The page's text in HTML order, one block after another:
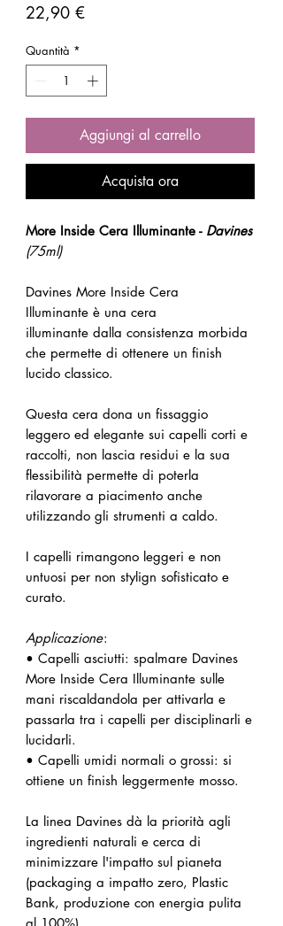
22,90 €Prezzo
Quantità *
Aggiungi al carrello
Acquista ora
More Inside Cera Illuminante - Davines
(75ml)
Davines More Inside Cera
Illuminante è una cera
illuminante dalla consistenza morbida
che permette di ottenere un finish
lucido classico.
Questa cera dona un fissaggio
leggero ed elegante sui capelli corti e
raccolti, non lascia residui e la sua
flessibilità permette di poterla
rilavorare a piacimento anche
utilizzando gli strumenti a caldo.
I capelli rimangono leggeri e non
untuosi per non stylign sofisticato e
curato.
Applicazione:
• Capelli asciutti: spalmare Davines
More Inside Cera Illuminante sulle
mani riscaldandola per attivarla e
passarla tra i capelli per disciplinarli e
lucidarli.
• Capelli umidi normali o grossi: si
ottiene un finish leggermente mosso.
La linea Davines dà la priorità agli
ingredienti naturali e cerca di
minimizzare l'impatto sul pianeta
(packaging a impatto zero, Plastic
Bank, produzione con energia pulita
al 100%).